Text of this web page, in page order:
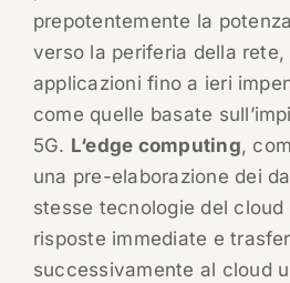
prepotentemente la
verso la periferia della
applicazioni fino a ieri
come quelle basate
5G. L‘edge computing,
una pre-elaborazione dei
stesse tecnologie del
risposte immediate e
successivamente al cloud